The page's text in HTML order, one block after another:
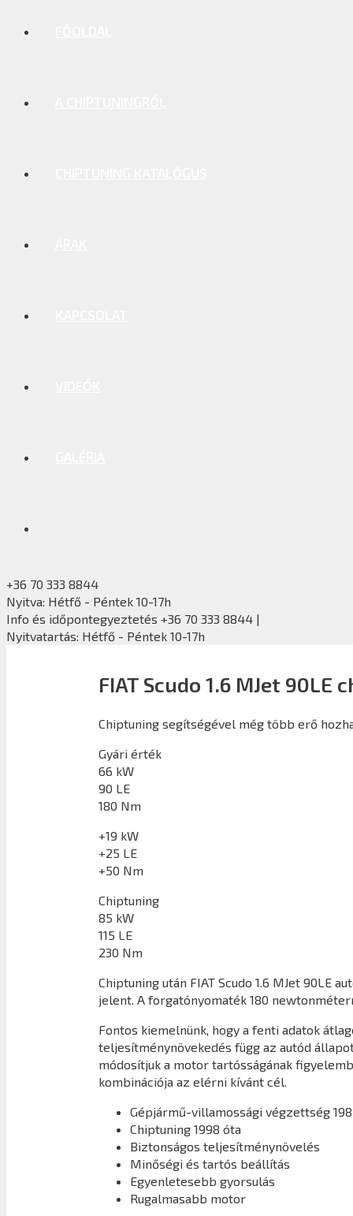
+36 70 333 8844
Nyitva: Hétfő - Péntek 10-17h
Info és időpontegyeztetés +36 70 333 8844 |
Nyitvatartás: Hétfő - Péntek 10-17h
FIAT Scudo 1.6 MJet 90LE
Chiptuning segítségével még több erő
Gyári érték
66 kW
90 LE
180 Nm
+19 kW
+25 LE
+50 Nm
Chiptuning
85 kW
115 LE
230 Nm
Chiptuning után FIAT Scudo 1.6 MJet 90LE
jelent. A forgatónyomaték 180
Fontos kiemelnünk, hogy a fenti adatok
teljesítménynövekedés függ az autód
módosítjuk a motor tartósságának
kombinációja az elérni kívánt cél.
Gépjármű-villamossági végzettség
Chiptuning 1998 óta
Biztonságos teljesítménynövelés
Minőségi és tartós beállítás
Egyenletesebb gyorsulás
Rugalmasabb motor